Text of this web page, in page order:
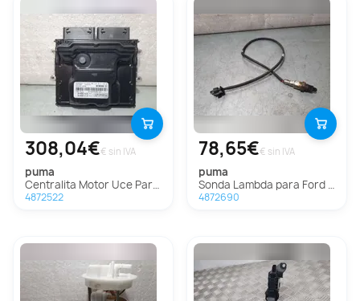
308,04€€ sin IVA
puma
Centralita Motor Uce Para Ford Puma
4872522
78,65€€ sin IVA
puma
Sonda Lambda para Ford Puma
4872690